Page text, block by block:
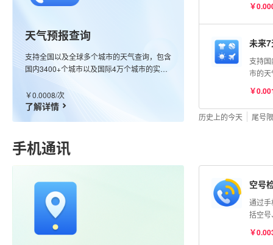
天气预报查询
支持全国以及全球多个城市的天气查询，包含
国内3400+个城市以及国际4万个城市的实况
会返回该经纬度最近的站点信息；更新频率分
钟级别。
￥0.0008/次
了解详情
最近
测空
（
（优
染、
O₃、
CO浓
￥
未来
支持
市的
天气
感冒
鱼、
￥
历史上的今天 尾号
手机通讯
空号
通过
括空
号码
￥